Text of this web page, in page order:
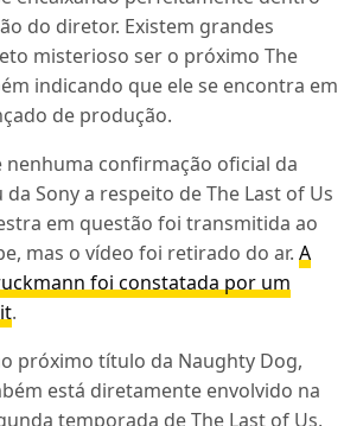
do diretor. Existem grandes
misterioso ser o próximo The
indicando que ele se encontra em
de produção.
nenhuma confirmação oficial da
Sony a respeito de The Last of Us
em questão foi transmitida ao
mas o vídeo foi retirado do ar.A
foi constatada por um
.
próximo título da Naughty Dog,
está diretamente envolvido na
temporada de The Last of Us,